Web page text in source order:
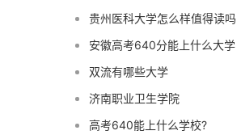
贵州医科大学怎么样值得读吗
安徽高考640分能上什么大学
双流有哪些大学
济南职业卫生学院
高考640能上什么学校?